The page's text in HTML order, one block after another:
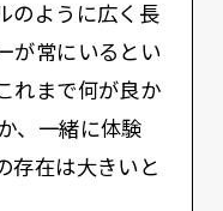
のように広く長
が常にいるとい
れまで何が良か
、一緒に体験
存在は大きいと